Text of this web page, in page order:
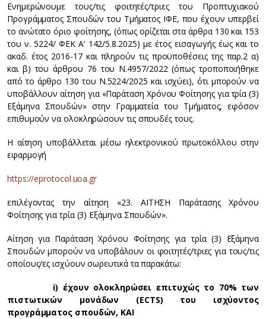
Ενημερώνουμε τους/τις φοιτητές/τριες του Προπτυχιακού
Προγράμματος Σπουδών του Τμήματος ΙΦΕ, που έχουν υπερβεί
το ανώτατο όριο φοίτησης, (όπως ορίζεται στα άρθρα 130 και 153
του ν. 5224/ ΦΕΚ Α’ 142/5.8.2025) με έτος εισαγωγής έως και το
ακαδ. έτος 2016-17 και πληρούν τις προϋποθέσεις της παρ.2 α)
και β) του άρθρου 76 του Ν.4957/2022 (όπως τροποποιήθηκε
από το άρθρο 130 του Ν.5224/2025 και ισχύει), ότι μπορούν να
υποβάλλουν αίτηση για «Παράταση Χρόνου Φοίτησης για τρία (3)
Εξάμηνα Σπουδών» στην Γραμματεία του Τμήματος, εφόσον
επιθυμούν να ολοκληρώσουν τις σπουδές τους.
Η αίτηση υποβάλλεται μέσω ηλεκτρονικού πρωτοκόλλου στην
εφαρμογή
https://eprotocol.uoa.gr
επιλέγοντας την αίτηση «23. ΑΙΤΗΣΗ Παράτασης Χρόνου
Φοίτησης για τρία (3) Εξάμηνα Σπουδών».
Αίτηση για Παράταση Χρόνου Φοίτησης για τρία (3) Εξάμηνα
Σπουδών μπορούν να υποβάλουν οι φοιτητές/τριες για τους/τις
οποίους/ες ισχύουν σωρευτικά τα παρακάτω:
i) έχουν ολοκληρώσει επιτυχώς το 70% των
πιστωτικών μονάδων (ECTS) του ισχύοντος
προγράμματος σπουδών, ΚΑΙ